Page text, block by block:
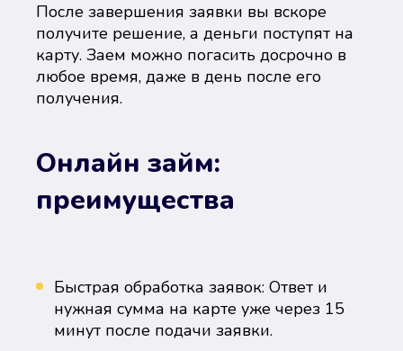
После завершения заявки вы вскоре
получите решение, а деньги поступят на
карту. Заем можно погасить досрочно в
любое время, даже в день после его
получения.
Онлайн займ:
преимущества
Быстрая обработка заявок: Ответ и
нужная сумма на карте уже через 15
минут после подачи заявки.